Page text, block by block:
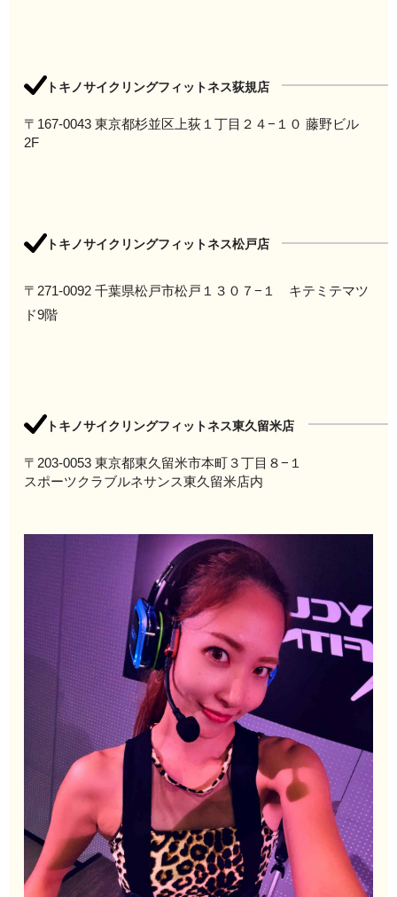
トキノサイクリングフィットネス荻規店
〒167-0043 東京都杉並区上荻１丁目２４−１０ 藤野ビル
2F
トキノサイクリングフィットネス松戸店
〒271-0092 千葉県松戸市松戸１３０７−１ キテミテマツ
ド9階
トキノサイクリングフィットネス東久留米店
〒203-0053 東京都東久留米市本町３丁目８−１
スポーツクラブルネサンス東久留米店内